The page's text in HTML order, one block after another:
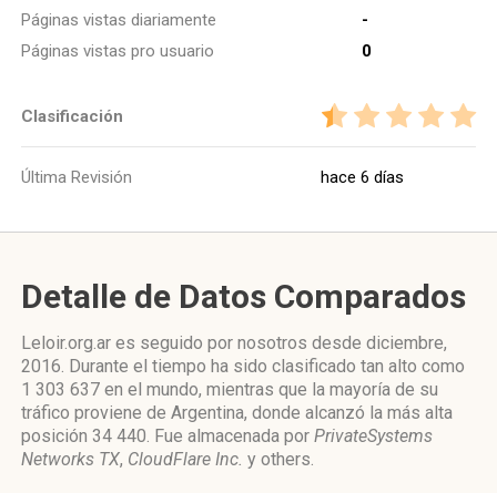
Páginas vistas diariamente
-
Páginas vistas pro usuario
0
Clasificación
Última Revisión hace 6 días
Detalle de Datos Comparados
Leloir.org.ar es seguido por nosotros desde diciembre,
2016. Durante el tiempo ha sido clasificado tan alto como
1 303 637 en el mundo, mientras que la mayoría de su
tráfico proviene de Argentina, donde alcanzó la más alta
posición 34 440. Fue almacenada por PrivateSystems
Networks TX, CloudFlare Inc. y others.